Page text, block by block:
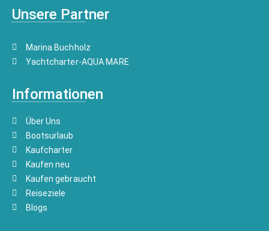
Unsere Partner
Marina Buchholz
Yachtcharter-AQUA MARE
Informationen
Über Uns
Bootsurlaub
Kaufcharter
Kaufen neu
Kaufen gebraucht
Reiseziele
Blogs